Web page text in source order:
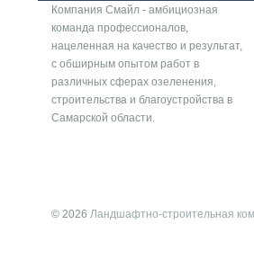
Компания Смайл - амбициозная
команда профессионалов,
нацеленная на качество и результат,
с обширным опытом работ в
различных сферах озеленения,
строительства и благоустройства в
Самарской области.
© 2026 Ландшафтно-строительная